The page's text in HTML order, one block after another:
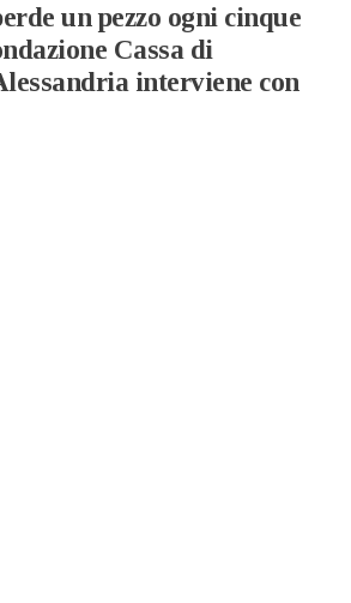
un pezzo ogni cinque
Cassa di
interviene con